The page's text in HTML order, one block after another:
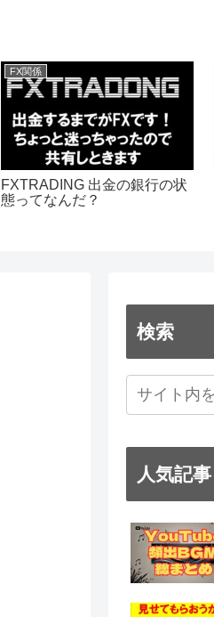
FX関係
FXTRADING 出金の銀行の状
態ってなんだ？
検索
人気記事